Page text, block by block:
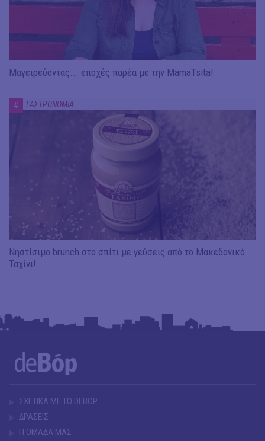
Μαγειρεύοντας... εποχές παρέα με την MamaTsita!
# ΓΑΣΤΡΟΝΟΜΙΑ
Νηστίσιμο brunch στο σπίτι με γεύσεις από το Μακεδονικό
Ταχίνι!
ΣΧΕΤΙΚΑ ΜΕ ΤΟ DEBOP
ΔΡΑΣΕΙΣ
Η ΟΜΑΔΑ ΜΑΣ